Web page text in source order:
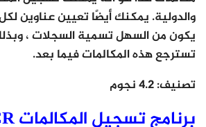
والدولية. يمكنك أيضًا تعيين عناوين
يكون من السهل تسمية السجلات ،
تسترجع هذه المكالمات فيما بعد.
تصنيف: